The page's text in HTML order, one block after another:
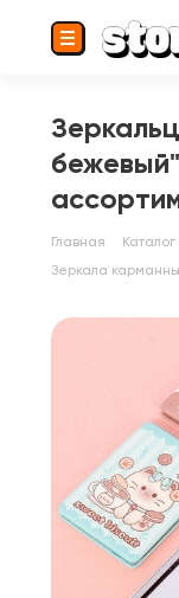
Главная Каталог
Зеркала